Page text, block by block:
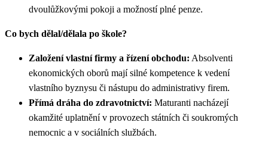
dvoulůžkovými pokoji a možností plné penze.
Co bych dělal/dělala po škole?
Založení vlastní firmy a řízení obchodu: Absolventi
ekonomických oborů mají silné kompetence k vedení
vlastního byznysu či nástupu do administrativy firem.
Přímá dráha do zdravotnictví: Maturanti nacházejí
okamžité uplatnění v provozech státních či soukromých
nemocnic a v sociálních službách.